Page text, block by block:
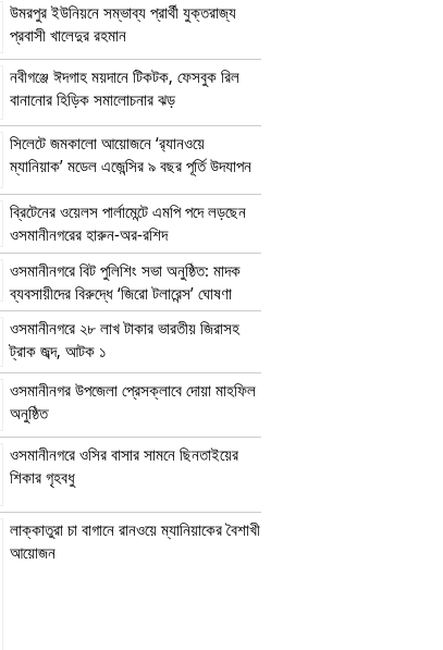
উমরপুর ইউনিয়নে সম্ভাব্য প্রার্থী যুক্তরাজ্য
প্রবাসী খালেদুর রহমান
নবীগঞ্জে ঈদগাহ ময়দানে টিকটক, ফেসবুক রিল
বানানোর হিড়িক সমালোচনার ঝড়
সিলেটে জমকালো আয়োজনে ‘র‍্যানওয়ে
ম্যানিয়াক’ মডেল এজেন্সির ৯ বছর পূর্তি উদযাপন
ব্রিটেনের ওয়েলস পার্লামেন্টে এমপি পদে লড়ছেন
ওসমানীনগরের হারুন-অর-রশিদ
ওসমানীনগরে বিট পুলিশিং সভা অনুষ্ঠিত: মাদক
ব্যবসায়ীদের বিরুদ্ধে ‘জিরো টলারেন্স’ ঘোষণা
ওসমানীনগরে ২৮ লাখ টাকার ভারতীয় জিরাসহ
ট্রাক জব্দ, আটক ১
ওসমানীনগর উপজেলা প্রেসক্লাবে দোয়া মাহফিল
অনুষ্ঠিত
ওসমানীনগরে ওসির বাসার সামনে ছিনতাইয়ের
শিকার গৃহবধু
লাক্কাতুরা চা বাগানে রানওয়ে ম্যানিয়াকের বৈশাখী
আয়োজন